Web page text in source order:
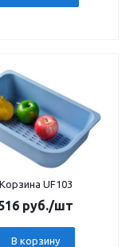
Корзина UF103
руб./шт
В корзину